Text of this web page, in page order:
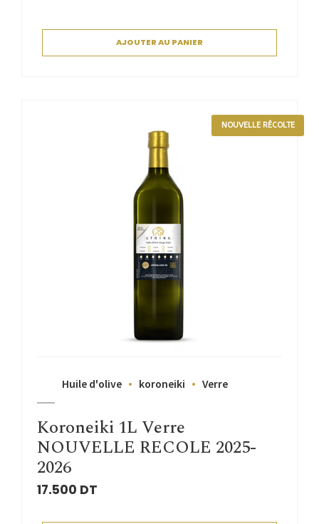
AJOUTER AU PANIER
NOUVELLE RÉCOLTE
Huile d'olive koroneiki Verre
Koroneiki 1L Verre
NOUVELLE RECOLE 2025-
2026
17.500 DT